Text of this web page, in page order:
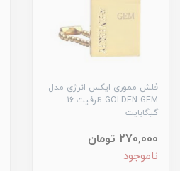
فلش مموری ایکس انرژی مدل
GOLDEN GEM ظرفیت 16
گیگابایت
270,000 تومان
ناموجود